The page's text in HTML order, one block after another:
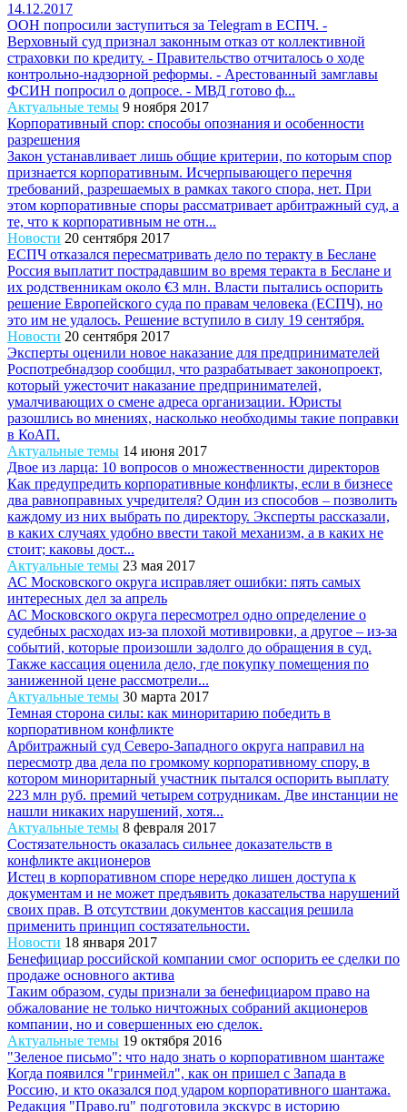
14.12.2017
ООН попросили заступиться за Telegram в ЕСПЧ. -
Верховный суд признал законным отказ от коллективной
страховки по кредиту. - Правительство отчиталось о ходе
контрольно-надзорной реформы. - Арестованный замглавы
ФСИН попросил о допросе. - МВД готово ф...
Актуальные темы 9 ноября 2017
Корпоративный спор: способы опознания и особенности
разрешения
Закон устанавливает лишь общие критерии, по которым спор
признается корпоративным. Исчерпывающего перечня
требований, разрешаемых в рамках такого спора, нет. При
этом корпоративные споры рассматривает арбитражный суд, а
те, что к корпоративным не отн...
Новости 20 сентября 2017
ЕСПЧ отказался пересматривать дело по теракту в Беслане
Россия выплатит пострадавшим во время теракта в Беслане и
их родственникам около €3 млн. Власти пытались оспорить
решение Европейского суда по правам человека (ЕСПЧ), но
это им не удалось. Решение вступило в силу 19 сентября.
Новости 20 сентября 2017
Эксперты оценили новое наказание для предпринимателей
Роспотребнадзор сообщил, что разрабатывает законопроект,
который ужесточит наказание предпринимателей,
умалчивающих о смене адреса организации. Юристы
разошлись во мнениях, насколько необходимы такие поправки
в КоАП.
Актуальные темы 14 июня 2017
Двое из ларца: 10 вопросов о множественности директоров
Как предупредить корпоративные конфликты, если в бизнесе
два равноправных учредителя? Один из способов – позволить
каждому из них выбрать по директору. Эксперты рассказали,
в каких случаях удобно ввести такой механизм, а в каких не
стоит; каковы дост...
Актуальные темы 23 мая 2017
АС Московского округа исправляет ошибки: пять самых
интересных дел за апрель
АС Московского округа пересмотрел одно определение о
судебных расходах из-за плохой мотивировки, а другое – из-за
событий, которые произошли задолго до обращения в суд.
Также кассация оценила дело, где покупку помещения по
заниженной цене рассмотрели...
Актуальные темы 30 марта 2017
Темная сторона силы: как миноритарию победить в
корпоративном конфликте
Арбитражный суд Северо-Западного округа направил на
пересмотр два дела по громкому корпоративному спору, в
котором миноритарный участник пытался оспорить выплату
223 млн руб. премий четырем сотрудникам. Две инстанции не
нашли никаких нарушений, хотя...
Актуальные темы 8 февраля 2017
Состязательность оказалась сильнее доказательств в
конфликте акционеров
Истец в корпоративном споре нередко лишен доступа к
документам и не может предъявить доказательства нарушений
своих прав. В отсутствии документов кассация решила
применить принцип состязательности.
Новости 18 января 2017
Бенефициар российской компании смог оспорить ее сделки по
продаже основного актива
Таким образом, суды признали за бенефициаром право на
обжалование не только ничтожных собраний акционеров
компании, но и совершенных ею сделок.
Актуальные темы 19 октября 2016
"Зеленое письмо": что надо знать о корпоративном шантаже
Когда появился "гринмейл", как он пришел с Запада в
Россию, и кто оказался под ударом корпоративного шантажа.
Редакция "Право.ru" подготовила экскурс в историю